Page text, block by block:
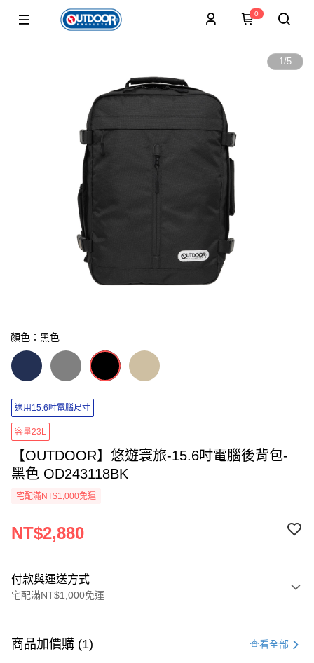
0
1/5
顏色：黑色
適用15.6吋電腦尺寸
容量23L
【OUTDOOR】悠遊寰旅-15.6吋電腦後背包-
黑色 OD243118BK
宅配滿NT$1,000免運
NT$2,880
付款與運送方式
宅配滿NT$1,000免運
信用卡一次付款
商品加價購 (1) 查看全部